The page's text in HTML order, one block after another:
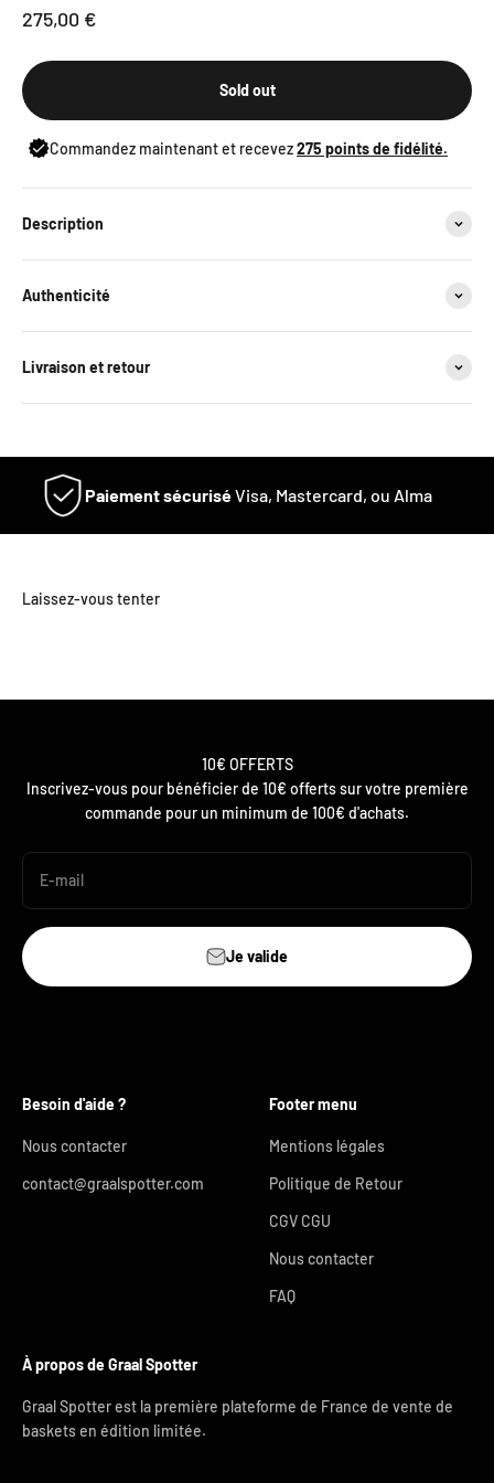
Sale price
275,00 €
Sold out
Commandez maintenant et recevez275 points de fidélité.
Description
Authenticité
Livraison et retour
Paiement sécuriséVisa, Mastercard, ou Alma
10€ OFFERTS
Inscrivez-vous pour bénéficier de 10€ offerts sur votre première
commande pour un minimum de 100€ d'achats.
E-mail
Je valide
Besoin d'aide ?
Nous contacter
contact@graalspotter.com
À propos de Graal Spotter
Graal Spotter est la première plateforme de France de vente de
baskets en édition limitée.
Footer menu
Mentions légales
Politique de Retour
CGV CGU
Nous contacter
FAQ